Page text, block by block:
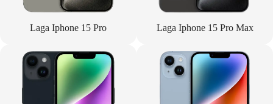
Laga Iphone 15 Pro Laga Iphone 15 Pro Max